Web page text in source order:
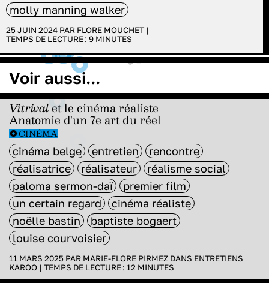
molly manning walker
25 JUIN 2024 PAR FLORE MOUCHET |
TEMPS DE LECTURE : 9 MINUTES
Voir aussi...
Vitrivalet le cinéma réaliste
Anatomie d'un 7e art du réel
CINÉMA
cinéma belge entretien
rencontre
réalisatrice
réalisateur
réalisme social
paloma sermon-daï
premier film
un certain regard
cinéma réaliste
noëlle bastin
baptiste bogaert
louise courvoisier
11 MARS 2025 PAR MARIE-FLORE PIRMEZ DANS ENTRETIENS
KAROO | TEMPS DE LECTURE : 12 MINUTES